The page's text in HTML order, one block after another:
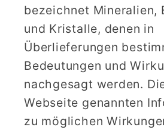
bezeichnet Mineralien,
und Kristalle, denen in
Überlieferungen
Bedeutungen und
nachgesagt werden.
Webseite genannten
zu möglichen